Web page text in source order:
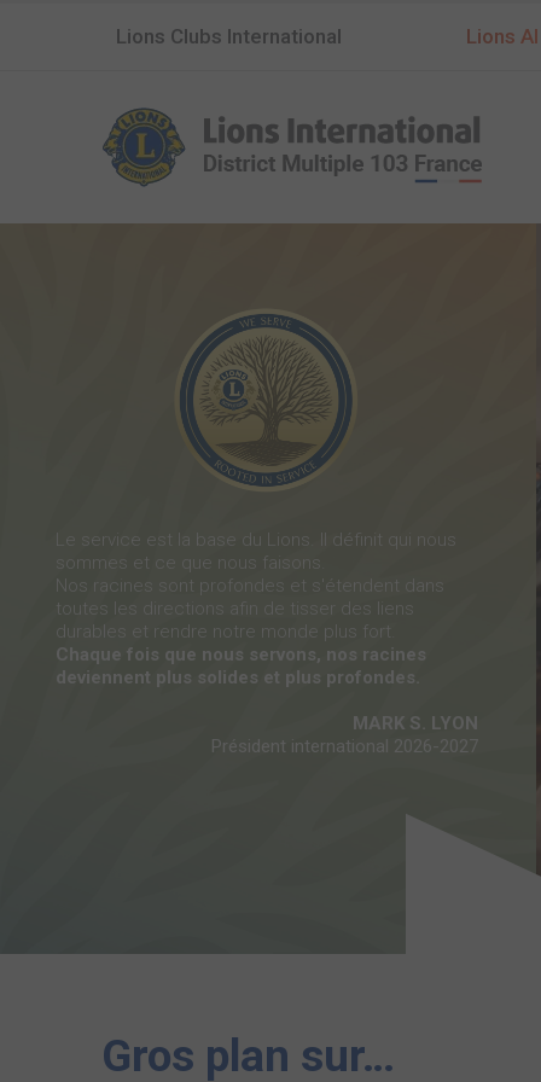
Lions Clubs International Lions AI
Le service est la base du Lions. Il définit qui nous
sommes et ce que nous faisons.
Nos racines sont profondes et s'étendent dans
toutes les directions afin de tisser des liens
durables et rendre notre monde plus fort.
Chaque fois que nous servons, nos racines
deviennent plus solides et plus profondes.
MARK S. LYON
Président international 2026-2027
Gros plan sur…